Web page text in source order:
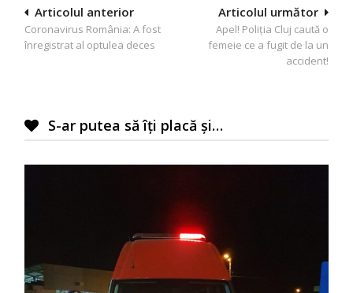
Navigare
în
Articolul următor
Apel! Poliţia Cluj caută o
femeie ce a fugit de la un
accident!
Articolul anterior
Coronavirus România: A fost
înregistrat al optulea deces
S-ar putea să îți placă și…